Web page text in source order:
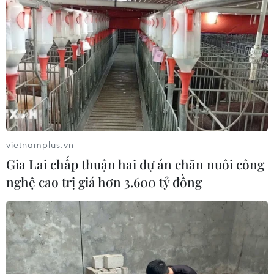
trường hợp mắc bệnh viêm mạch
hiếm gặp
30/07/2026 08:15
Trao tặng 10 gia đình khó khăn điều
trị vô sinh hiếm muộn miễn phí 100%
30/07/2026 07:37
Cuộc thi Tôi khỏe đẹp hơn lan tỏa
thông điệp dinh dưỡng khoa học và
hợp lý
30/07/2026 07:17
Đồng Nai: Bé trai 4 tuổi suy đa tạng
vietnamplus.vn
Gia Lai chấp thuận hai dự án chăn nuôi công
nghệ cao trị giá hơn 3.600 tỷ đồng